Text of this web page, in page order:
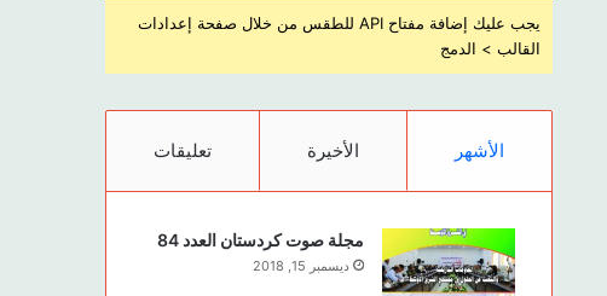
يجب عليك إضافة مفتاح API للطقس من خلال صفحة إعدادات
القالب > الدمج
الأشهر الأخيرة تعليقات
مجلة صوت كردستان العدد 84
ديسمبر 15, 2018